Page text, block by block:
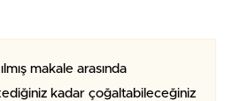
makale arasında
kadar çoğaltabileceğiniz